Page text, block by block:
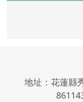
地址：花蓮縣